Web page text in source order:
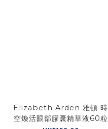
Elizabeth Arden 雅頓 時
空煥活眼部膠囊精華液60粒